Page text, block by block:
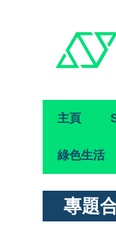
Primary
主頁
綠色生活
專題